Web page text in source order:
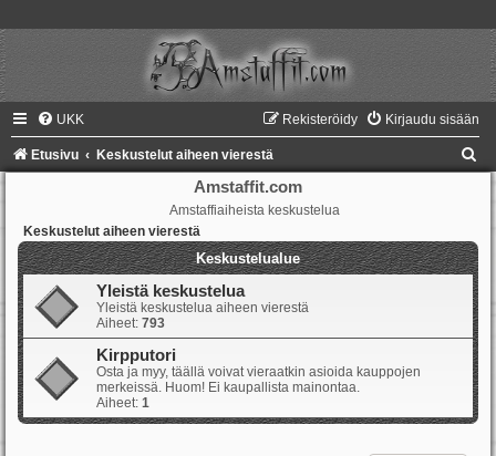
UKK Kirjaudu sisään
Rekisteröidy
Etusivu Keskustelut aiheen vierestä
Amstaffit.com
Amstaffiaiheista keskustelua
Keskustelut aiheen vierestä
Keskustelualue
Yleistä keskustelua
Yleistä keskustelua aiheen vierestä
Aiheet: 793
Kirpputori
Osta ja myy, täällä voivat vieraatkin asioida kauppojen
merkeissä. Huom! Ei kaupallista mainontaa.
Aiheet: 1